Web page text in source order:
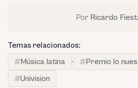
Por Ricardo
Temas relacionados:
Música latina
· Premio lo
Univision